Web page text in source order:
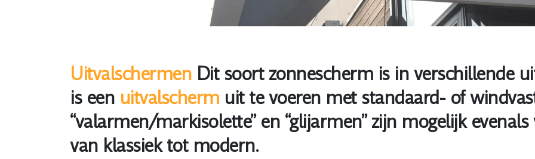
UitvalschermenDit soort zonnescherm is in verschillende
is een uitvalschermuit te voeren met standaard- of
“valarmen/markisolette” en “glijarmen” zijn mogelijk
van klassiek tot modern.